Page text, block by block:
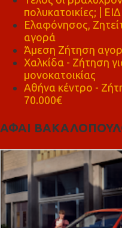
πολυκατοικίες; |
Ελαφόνησος,
αγορά
Άμεση Ζήτηση
Χαλκίδα - Ζήτηση
μονοκατοικίας
Αθήνα κέντρο -
70.000€
ΑΦΑΙ